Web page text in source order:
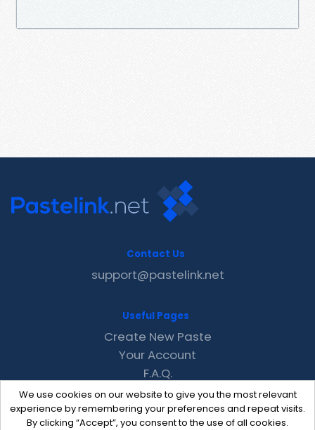
We use cookies on our website to give you the most relevant
experience by remembering your preferences and repeat visits.
By clicking “Accept”, you consent to the use of all cookies.
Contact Us
support@pastelink.net
Useful Pages
Create New Paste
Your Account
F.A.Q.
Recent
Contact